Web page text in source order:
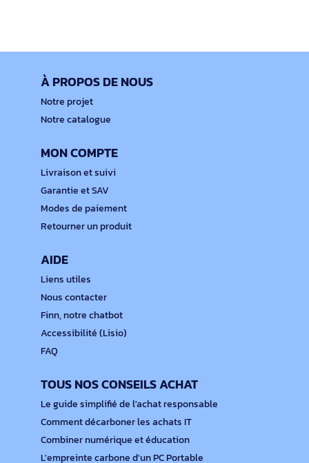
À PROPOS DE NOUS
Notre projet
Notre catalogue
MON COMPTE
Livraison et suivi
Garantie et SAV
Modes de paiement
Retourner un produit
AIDE
Liens utiles
Nous contacter
Finn, notre chatbot
Accessibilité (Lisio)
FAQ
TOUS NOS CONSEILS ACHAT
Le guide simplifié de l'achat responsable
Comment décarboner les achats IT
Combiner numérique et éducation
L'empreinte carbone d'un PC Portable